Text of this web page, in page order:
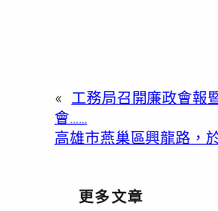
« 工務局召開廉政會報
會……
高雄市燕巢區興龍路，
更多文章